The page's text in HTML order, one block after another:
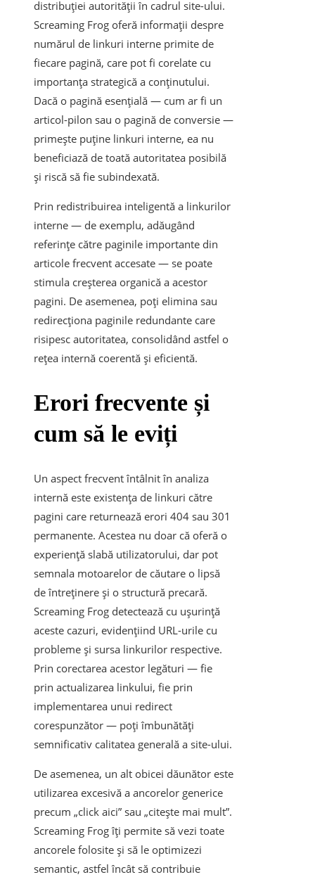
distribuției autorității în cadrul site-ului.
Screaming Frog oferă informații despre
numărul de linkuri interne primite de
fiecare pagină, care pot fi corelate cu
importanța strategică a conținutului.
Dacă o pagină esențială — cum ar fi un
articol-pilon sau o pagină de conversie —
primește puține linkuri interne, ea nu
beneficiază de toată autoritatea posibilă
și riscă să fie subindexată.
Prin redistribuirea inteligentă a linkurilor
interne — de exemplu, adăugând
referințe către paginile importante din
articole frecvent accesate — se poate
stimula creșterea organică a acestor
pagini. De asemenea, poți elimina sau
redirecționa paginile redundante care
risipesc autoritatea, consolidând astfel o
rețea internă coerentă și eficientă.
Erori frecvente și
cum să le eviți
Un aspect frecvent întâlnit în analiza
internă este existența de linkuri către
pagini care returnează erori 404 sau 301
permanente. Acestea nu doar că oferă o
experiență slabă utilizatorului, dar pot
semnala motoarelor de căutare o lipsă
de întreținere și o structură precară.
Screaming Frog detectează cu ușurință
aceste cazuri, evidențiind URL-urile cu
probleme și sursa linkurilor respective.
Prin corectarea acestor legături — fie
prin actualizarea linkului, fie prin
implementarea unui redirect
corespunzător — poți îmbunătăți
semnificativ calitatea generală a site-ului.
De asemenea, un alt obicei dăunător este
utilizarea excesivă a ancorelor generice
precum „click aici” sau „citește mai mult”.
Screaming Frog îți permite să vezi toate
ancorele folosite și să le optimizezi
semantic, astfel încât să contribuie